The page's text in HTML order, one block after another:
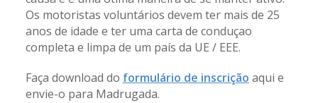
Os motoristas voluntários devem ter mais de 25
anos de idade e ter uma carta de conduçao
completa e limpa de um país da UE / EEE.
Faça download do formulário de inscrição aqui e
envie-o para Madrugada.